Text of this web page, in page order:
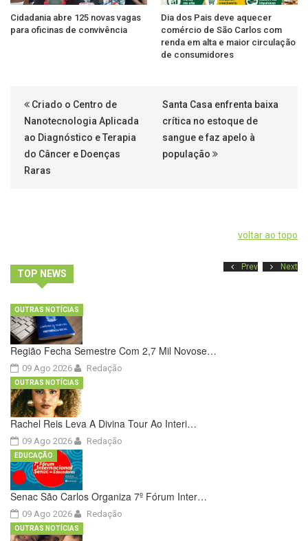
Cidadania abre 125 novas vagas
para oficinas de convivência
Dia dos Pais deve aquecer
comércio de São Carlos com
renda em alta e maior circulação
de consumidores
Criado o Centro de
Nanotecnologia Aplicada
ao Diagnóstico e Terapia
do Câncer e Doenças
Raras
Santa Casa enfrenta baixa
crítica no estoque de
sangue e faz apelo à
população
voltar ao topo
TOP NEWS
Prev Next
Região Fecha Semestre Com 2,7 Mil Novose…
09 Ago 2026
OUTRAS NOTÍCIAS
Redação
Rachel Reis Leva A Divina Tour Ao Interi…
09 Ago 2026
OUTRAS NOTÍCIAS
Redação
Senac São Carlos Organiza 7º Fórum Inter…
09 Ago 2026
EDUCAÇÃO
Redação
OUTRAS NOTÍCIAS